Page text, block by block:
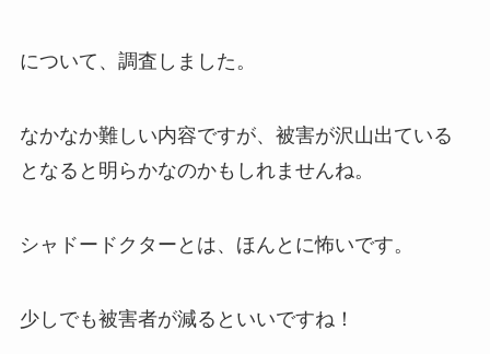
について、調査しました。
なかなか難しい内容ですが、被害が沢山出ている
となると明らかなのかもしれませんね。
シャドードクターとは、ほんとに怖いです。
少しでも被害者が減るといいですね！